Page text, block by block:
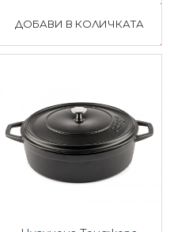
ДОБАВИ В КОЛИЧКАТА